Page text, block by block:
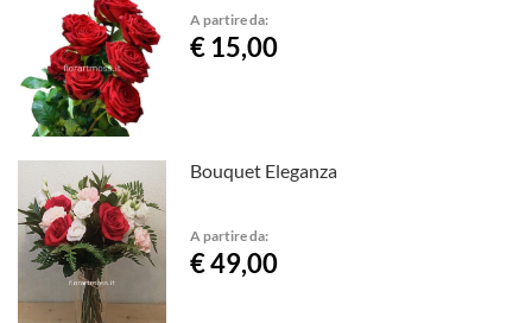
A partire da:
€ 15,00
Bouquet Eleganza
A partire da:
€ 49,00